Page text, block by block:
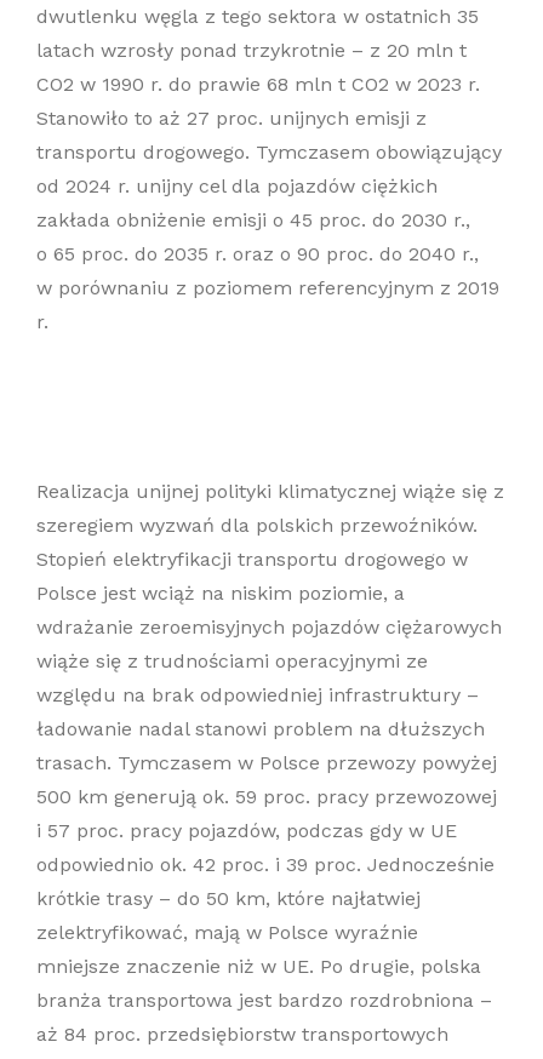
dwutlenku węgla z tego sektora w ostatnich 35
latach wzrosły ponad trzykrotnie – z 20 mln t
CO2 w 1990 r. do prawie 68 mln t CO2 w 2023 r.
Stanowiło to aż 27 proc. unijnych emisji z
transportu drogowego. Tymczasem obowiązujący
od 2024 r. unijny cel dla pojazdów ciężkich
zakłada obniżenie emisji o 45 proc. do 2030 r.,
o 65 proc. do 2035 r. oraz o 90 proc. do 2040 r.,
w porównaniu z poziomem referencyjnym z 2019
r.
Realizacja unijnej polityki klimatycznej wiąże się z
szeregiem wyzwań dla polskich przewoźników.
Stopień elektryfikacji transportu drogowego w
Polsce jest wciąż na niskim poziomie, a
wdrażanie zeroemisyjnych pojazdów ciężarowych
wiąże się z trudnościami operacyjnymi ze
względu na brak odpowiedniej infrastruktury –
ładowanie nadal stanowi problem na dłuższych
trasach. Tymczasem w Polsce przewozy powyżej
500 km generują ok. 59 proc. pracy przewozowej
i 57 proc. pracy pojazdów, podczas gdy w UE
odpowiednio ok. 42 proc. i 39 proc. Jednocześnie
krótkie trasy – do 50 km, które najłatwiej
zelektryfikować, mają w Polsce wyraźnie
mniejsze znaczenie niż w UE. Po drugie, polska
branża transportowa jest bardzo rozdrobniona –
aż 84 proc. przedsiębiorstw transportowych